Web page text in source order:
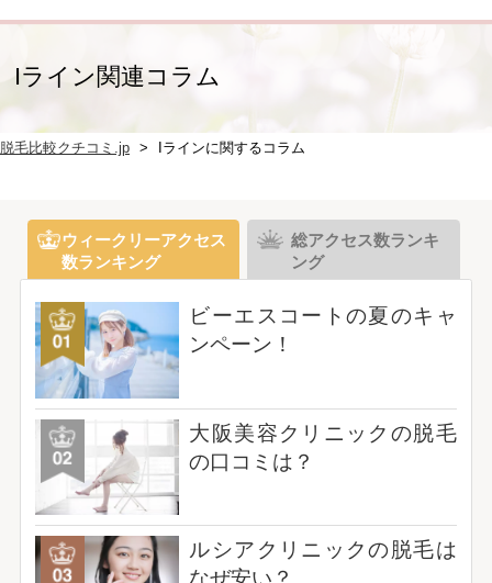
Iライン関連コラム
脱毛比較クチコミ.jp Iラインに関するコラム
ウィークリーアクセス
数ランキング
総アクセス数ランキ
ング
ビーエスコートの夏のキャ
ンペーン！
大阪美容クリニックの脱毛
の口コミは？
ルシアクリニックの脱毛は
なぜ安い？